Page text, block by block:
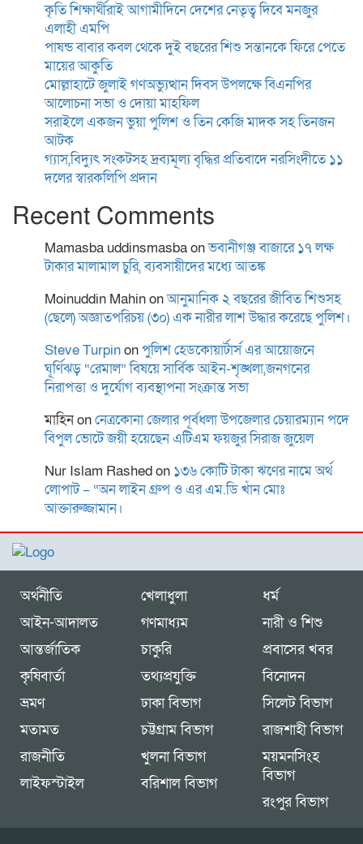
কৃতি শিক্ষার্থীরাই আগামীদিনে দেশের নেতৃত্ব দিবে মনজুর
এলাহী এমপি
পাষন্ড বাবার কবল থেকে দুই বছরের শিশু সন্তানকে ফিরে পেতে
মায়ের আকুতি
মোল্লাহাটে জুলাই গণঅভ্যুত্থান দিবস উপলক্ষে বিএনপির
আলোচনা সভা ও দোয়া মাহফিল
সরাইলে একজন ভুয়া পুলিশ ও তিন কেজি মাদক সহ তিনজন
আটক
গ্যাস,বিদ্যুৎ সংকটসহ দ্রব্যমূল্য বৃদ্ধির প্রতিবাদে নরসিংদীতে ১১
দলের স্বারকলিপি প্রদান
Recent Comments
Mamasba uddinsmasbaonভবানীগঞ্জ বাজারে ১৭ লক্ষ
টাকার মালামাল চুরি, ব্যবসায়ীদের মধ্যে আতঙ্ক
Moinuddin Mahinonআনুমানিক ২ বছরের জীবিত শিশুসহ
(ছেলে) অজ্ঞাতপরিচয় (৩০) এক নারীর লাশ উদ্ধার করেছে পুলিশ।
Steve Turpinonপুলিশ হেডকোয়ার্টার্স এর আয়োজনে
ঘূর্ণিঝড় “রেমাল” বিষয়ে সার্বিক আইন-শৃঙ্খলা,জনগনের
নিরাপত্তা ও দুর্যোগ ব্যবস্থাপনা সংক্রান্ত সভা
মাহিনonনেত্রকোনা জেলার পূর্বধলা উপজেলার চেয়ারম্যান পদে
বিপুল ভোটে জয়ী হয়েছেন এটিএম ফয়জুর সিরাজ জুয়েল
Nur Islam Rashedon ১৩৬ কোটি টাকা ঋণের নামে অর্থ
লোপাট – “অন লাইন গ্রুপ ও এর এম.ডি খাঁন মোঃ
আক্তারুজ্জামান।
অর্থনীতি
আইন-আদালত
আন্তর্জাতিক
কৃষিবার্তা
খেলাধুলা
গণমাধ্যম
চাকুরি
তথ্যপ্রযুক্তি
ধর্ম
নারী ও শিশু
প্রবাসের খবর
বিনোদন
ভ্রমণ
মতামত
রাজনীতি
লাইফস্টাইল
ঢাকা বিভাগ
চট্টগ্রাম বিভাগ
খুলনা বিভাগ
বরিশাল বিভাগ
সিলেট বিভাগ
রাজশাহী বিভাগ
ময়মনসিংহ
বিভাগ
রংপুর বিভাগ